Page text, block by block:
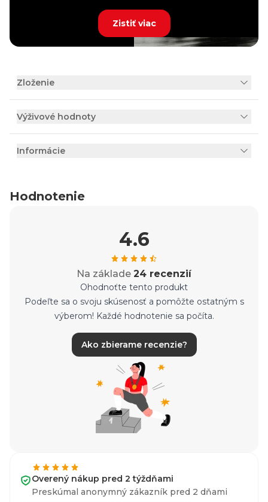
Zistiť viac
Zloženie
Výživové hodnoty
Informácie
Hodnotenie
4.6
Na základe 24 recenzií
Ohodnoťte tento produkt
Podeľte sa o svoju skúsenosť a pomôžte ostatným s
výberom! Každé hodnotenie sa počíta.
Ako zbierame recenzie?
Overený nákup pred 2 týždňami
Preskúmal anonymný zákazník pred 2 dňami